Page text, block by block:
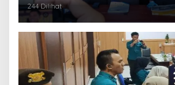
244 Dilihat